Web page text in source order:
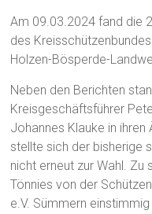
Am 09.03.2024 fand die
des
Holzen-Bösperde-
Neben den Berichten
Kreisgeschäftsführer
Johannes Klauke in
stellte sich der bisherige
nicht erneut zur Wahl. Zu
Tönnies von der
e.V. Sümmern